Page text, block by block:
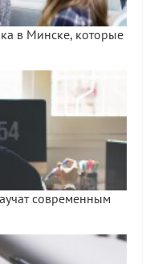
в Минске, которые
современным